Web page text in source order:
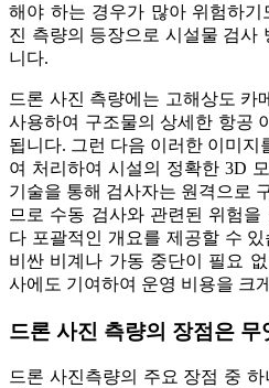
해야 하는 경우가 많아 위험하
진 측량의 등장으로 시설물 검사
니다.
드론 사진 측량에는 고해상도 카
사용하여 구조물의 상세한 항공
됩니다. 그런 다음 이러한 이미
여 처리하여 시설의 정확한 3D
기술을 통해 검사자는 원격으로
므로 수동 검사와 관련된 위험
다 포괄적인 개요를 제공할 수
비싼 비계나 가동 중단이 필요
사에도 기여하여 운영 비용을 크
드론 사진 측량의 장점은 무
드론 사진측량의 주요 장점 중